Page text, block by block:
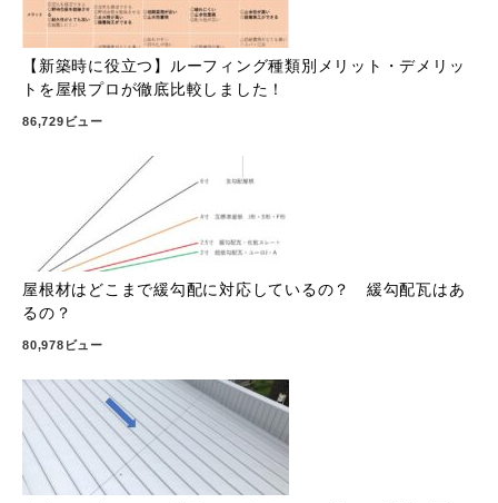
【新築時に役立つ】ルーフィング種類別メリット・デメリッ
トを屋根プロが徹底比較しました！
86,729ビュー
屋根材はどこまで緩勾配に対応しているの？ 緩勾配瓦はあ
るの？
80,978ビュー